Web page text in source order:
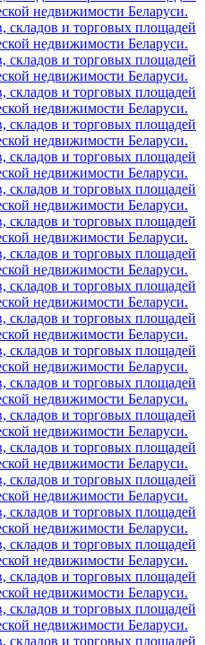
недвижимости Беларуси.
складов и торговых площадей
недвижимости Беларуси.
складов и торговых площадей
недвижимости Беларуси.
складов и торговых площадей
недвижимости Беларуси.
складов и торговых площадей
недвижимости Беларуси.
складов и торговых площадей
недвижимости Беларуси.
складов и торговых площадей
недвижимости Беларуси.
складов и торговых площадей
недвижимости Беларуси.
складов и торговых площадей
недвижимости Беларуси.
складов и торговых площадей
недвижимости Беларуси.
складов и торговых площадей
недвижимости Беларуси.
складов и торговых площадей
недвижимости Беларуси.
складов и торговых площадей
недвижимости Беларуси.
складов и торговых площадей
недвижимости Беларуси.
складов и торговых площадей
недвижимости Беларуси.
складов и торговых площадей
недвижимости Беларуси.
складов и торговых площадей
недвижимости Беларуси.
складов и торговых площадей
недвижимости Беларуси.
складов и торговых площадей
недвижимости Беларуси.
складов и торговых площадей
недвижимости Беларуси.
складов и торговых площадей